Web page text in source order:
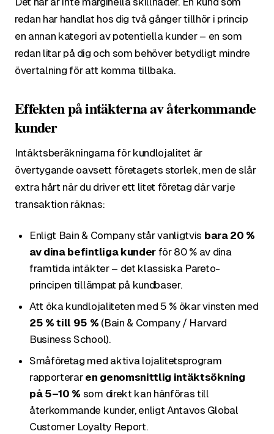
redan har handlat hos dig två gånger tillhör i princip
en annan kategori av potentiella kunder – en som
redan litar på dig och som behöver betydligt mindre
övertalning för att komma tillbaka.
Effekten på intäkterna av återkommande
kunder
Intäktsberäkningarna för kundlojalitet är
övertygande oavsett företagets storlek, men de slår
extra hårt när du driver ett litet företag där varje
transaktion räknas:
Enligt Bain & Company står vanligtvis bara 20 %
av dina befintliga kunder för 80 % av dina
framtida intäkter – det klassiska Pareto-
principen tillämpat på kundbaser.
Att öka kundlojaliteten med 5 % ökar vinsten med
25 % till 95 % (Bain & Company / Harvard
Business School).
Småföretag med aktiva lojalitetsprogram
rapporterar en genomsnittlig intäktsökning
på 5–10 % som direkt kan hänföras till
återkommande kunder, enligt Antavos Global
Customer Loyalty Report.